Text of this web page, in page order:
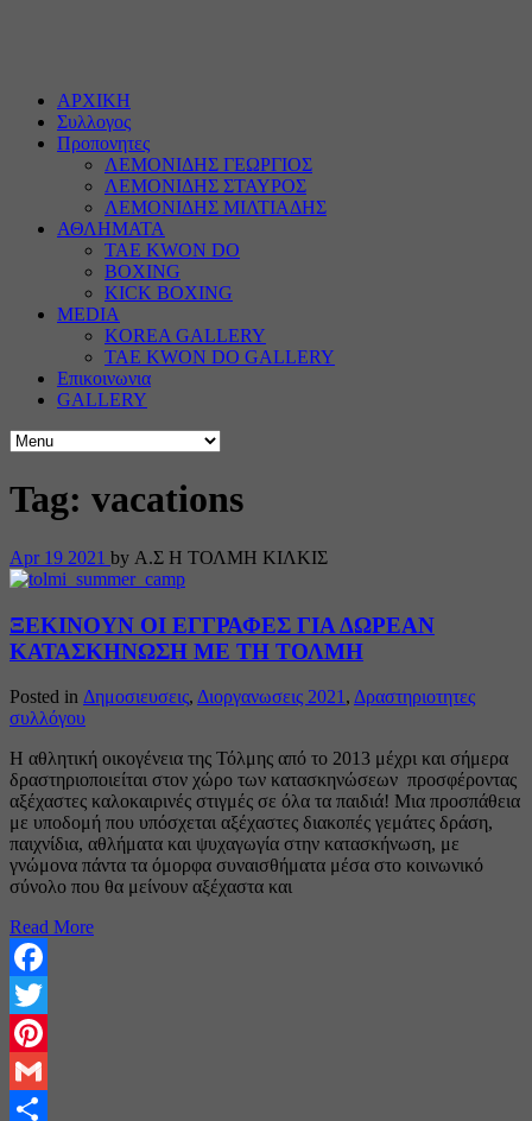
ΑΡΧΙΚΗ
Συλλογος
Προπονητες
ΛΕΜΟΝΙΔΗΣ ΓΕΩΡΓΙΟΣ
ΛΕΜΟΝΙΔΗΣ ΣΤΑΥΡΟΣ
ΛΕΜΟΝΙΔΗΣ ΜΙΛΤΙΑΔΗΣ
ΑΘΛΗΜΑΤΑ
TAE KWON DO
BOXING
KICK BOXING
MEDIA
KOREA GALLERY
TAE KWON DO GALLERY
Επικοινωνια
GALLERY
Tag: vacations
Apr 19 2021 by Α.Σ Η ΤΟΛΜΗ ΚΙΛΚΙΣ
ΞΕΚΙΝΟΥΝ ΟΙ ΕΓΓΡΑΦΕΣ ΓΙΑ ΔΩΡΕΑΝ
ΚΑΤΑΣΚΗΝΩΣΗ ΜΕ ΤΗ ΤΟΛΜΗ
Posted in Δημοσιευσεις, Διοργανωσεις 2021 , Δραστηριοτητες
συλλόγου
Η αθλητική οικογένεια της Τόλμης από το 2013 μέχρι και σήμερα
δραστηριοποιείται στον χώρο των κατασκηνώσεων προσφέροντας
αξέχαστες καλοκαιρινές στιγμές σε όλα τα παιδιά! Μια προσπάθεια
με υποδομή που υπόσχεται αξέχαστες διακοπές γεμάτες δράση,
παιχνίδια, αθλήματα και ψυχαγωγία στην κατασκήνωση, με
γνώμονα πάντα τα όμορφα συναισθήματα μέσα στο κοινωνικό
σύνολο που θα μείνουν αξέχαστα και
Read More
Facebook
Twitter
Pinterest
Gmail